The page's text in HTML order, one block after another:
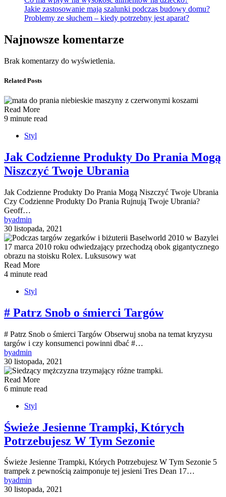
Jakie zastosowanie mają szalunki podczas budowy domu?
Problemy ze słuchem – kiedy potrzebny jest aparat?
Najnowsze komentarze
Brak komentarzy do wyświetlenia.
Related Posts
Read More
9 minute read
Styl
Jak Codzienne Produkty Do Prania Mogą
Niszczyć Twoje Ubrania
Jak Codzienne Produkty Do Prania Mogą Niszczyć Twoje Ubrania
Czy Codzienne Produkty Do Prania Rujnują Twoje Ubrania?
Geoff…
byadmin
30 listopada, 2021
Read More
4 minute read
Styl
# Patrz Snob o śmierci Targów
# Patrz Snob o śmierci Targów Obserwuj snoba na temat kryzysu
targów i czy konsumenci powinni dbać #…
byadmin
30 listopada, 2021
Read More
6 minute read
Styl
Świeże Jesienne Trampki, Których
Potrzebujesz W Tym Sezonie
Świeże Jesienne Trampki, Których Potrzebujesz W Tym Sezonie 5
trampek z pewnością zaimponuje tej jesieni Tres Dean 17…
byadmin
30 listopada, 2021